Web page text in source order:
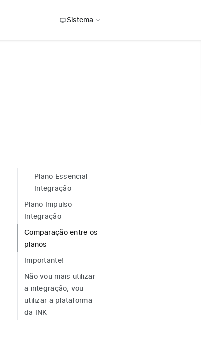
Sistema
Plano Essencial
Integração
Plano Impulso
Integração
Comparação entre os
planos
Importante!
Não vou mais utilizar
a integração, vou
utilizar a plataforma
da INK